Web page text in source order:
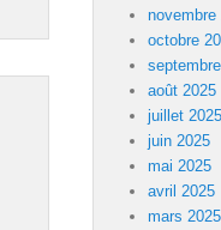
novembre
octobre
août 2025
juillet 2025
juin 2025
mai 2025
avril 2025
mars 2025